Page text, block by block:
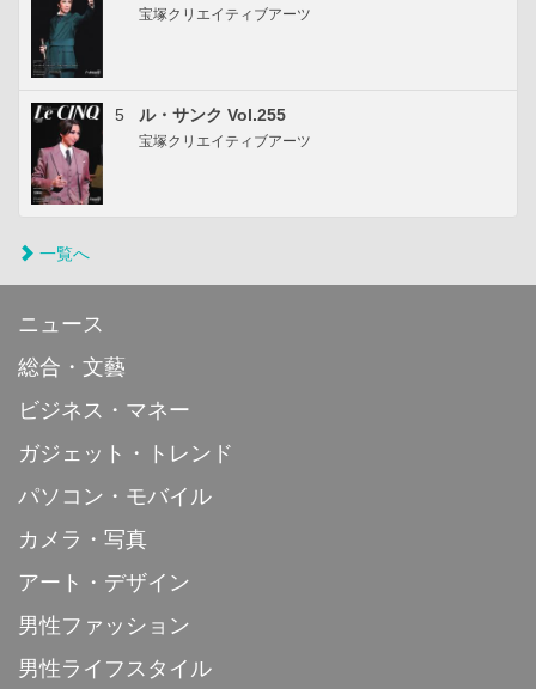
宝塚クリエイティブアーツ
5 ル・サンク Vol.255
宝塚クリエイティブアーツ
一覧へ
ニュース
総合・文藝
ビジネス・マネー
ガジェット・トレンド
パソコン・モバイル
カメラ・写真
アート・デザイン
男性ファッション
男性ライフスタイル